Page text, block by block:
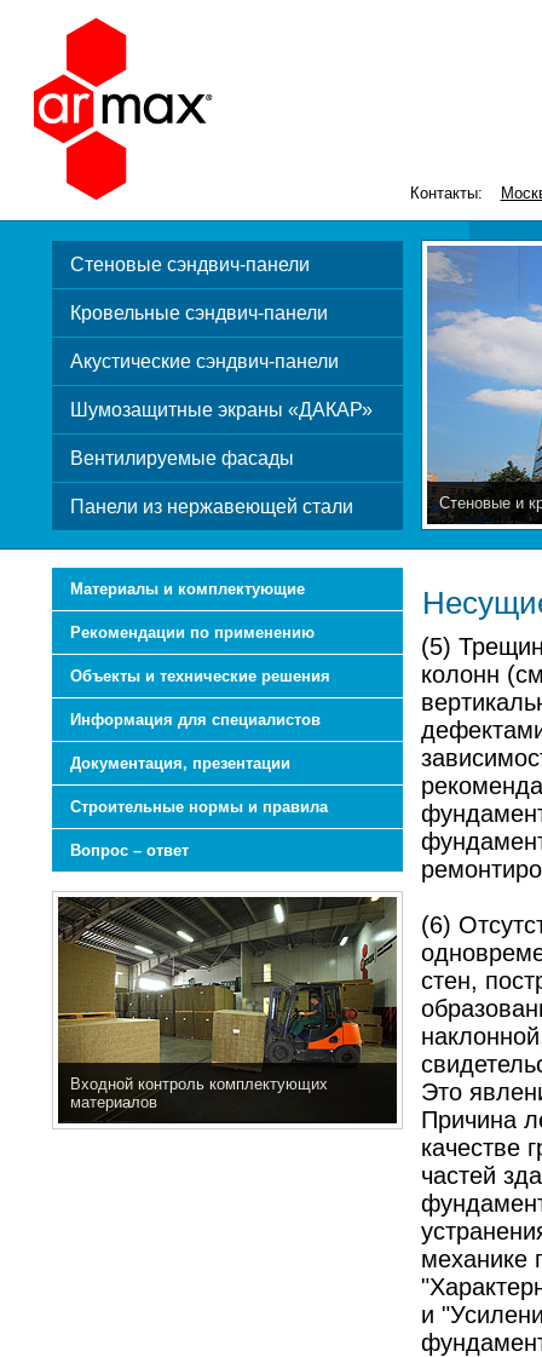
Контакты:
Стеновые сэндвич-панели
Кровельные сэндвич-панели
Акустические сэндвич-панели
Шумозащитные экраны «ДАКАР»
Вентилируемые фасады
Панели из нержавеющей стали Стеновые и
Материалы и комплектующие
Рекомендации по применению
Объекты и технические решения
Информация для специалистов
Документация, презентации
Строительные нормы и правила
Вопрос – ответ
Входной контроль комплектующих
материалов
(5)
колонн
(6)
стен,
Это
Причина
качестве
частей
механике
и